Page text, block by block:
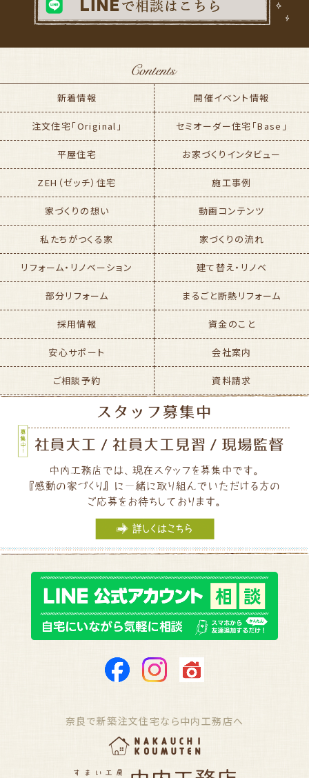
新着情報 開催イベント情報
注文住宅「Original」 セミオーダー住宅「Base」
平屋住宅 お家づくりインタビュー
ZEH（ゼッチ）住宅 施工事例
家づくりの想い 動画コンテンツ
私たちがつくる家 家づくりの流れ
リフォーム・リノベーション 建て替え・リノベ
部分リフォーム まるごと断熱リフォーム
採用情報 資金のこと
安心サポート 会社案内
ご相談予約 資料請求
奈良で新築注文住宅なら中内工務店へ